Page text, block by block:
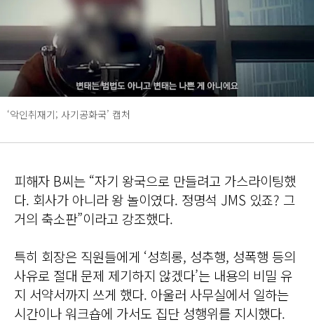
‘악인취재기; 사기공화국’ 캡처
피해자 B씨는 “자기 왕국으로 만들려고 가스라이팅했
다. 회사가 아니라 왕 놀이였다. 정명석 JMS 있죠? 그
거의 축소판”이라고 강조했다.
특히 회장은 직원들에게 ‘성희롱, 성추행, 성폭행 등의
사유로 절대 문제 제기하지 않겠다’는 내용의 비밀 유
지 서약서까지 쓰게 했다. 아울러 사무실에서 일하는
시간이나 워크숍에 가서도 집단 성행위를 지시했다.